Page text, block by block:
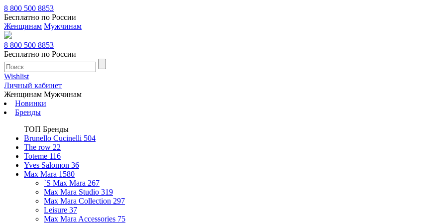
8 800 500 8853
Бесплатно по России
Женщинам Мужчинам
8 800 500 8853
Бесплатно по России
Wishlist
Личный кабинет
Женщинам Мужчинам
Новинки
Бренды
ТОП Бренды
Brunello Cucinelli 504
The row 22
Toteme 116
Yves Salomon 36
Max Mara 1580
`S Max Mara 267
Max Mara Studio 319
Max Mara Collection 297
Leisure 37
Max Mara Accessories 75